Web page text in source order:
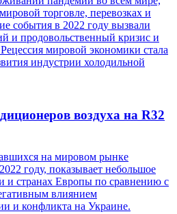
торговле, перевозках и
события в 2022 году вызвали
и продовольственный кризис и
мировой экономики стала
индустрии холодильной
воздуха на R32
на мировом рынке
году, показывает небольшое
и странах Европы по сравнению с
влиянием
и конфликта на Украине.